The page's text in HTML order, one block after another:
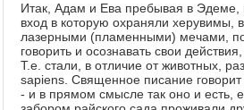
Итак, Адам и Ева пребывая в Эдеме,
вход в которую охраняли херувимы,
лазерными (пламенными) мечами,
говорить и осознавать свои
Т.е. стали, в отличие от животных,
sapiens. Священное писание говорит
- и в прямом смысле так оно и есть,